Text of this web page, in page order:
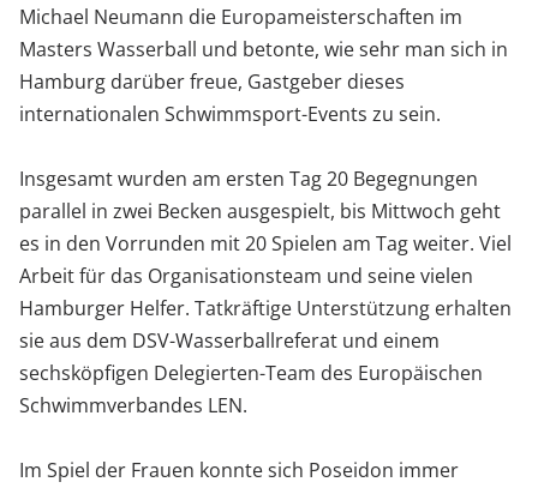
Michael Neumann die Europameisterschaften im
Masters Wasserball und betonte, wie sehr man sich in
Hamburg darüber freue, Gastgeber dieses
internationalen Schwimmsport-Events zu sein.
Insgesamt wurden am ersten Tag 20 Begegnungen
parallel in zwei Becken ausgespielt, bis Mittwoch geht
es in den Vorrunden mit 20 Spielen am Tag weiter. Viel
Arbeit für das Organisationsteam und seine vielen
Hamburger Helfer. Tatkräftige Unterstützung erhalten
sie aus dem DSV-Wasserballreferat und einem
sechsköpfigen Delegierten-Team des Europäischen
Schwimmverbandes LEN.
Im Spiel der Frauen konnte sich Poseidon immer